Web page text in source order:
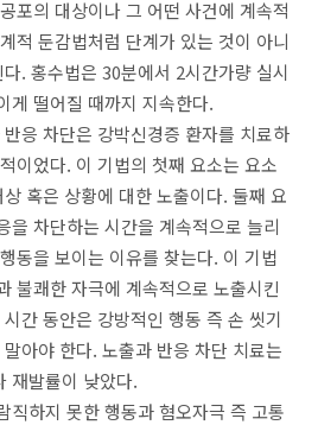
포의 대상이나 그 어떤 사건에 계속적
적 둔감법처럼 단계가 있는 것이 아니
. 홍수법은 30분에서 2시간가량 실시
게 떨어질 때까지 지속한다.
응 차단은 강박신경증 환자를 치료하
이었다. 이 기법의 첫째 요소는 요소
혹은 상황에 대한 노출이다. 둘째 요
을 차단하는 시간을 계속적으로 늘리
동을 보이는 이유를 찾는다. 이 기법
불쾌한 자극에 계속적으로 노출시킨
간 동안은 강방적인 행동 즉 손 씻기
아야 한다. 노출과 반응 차단 치료는
재발률이 낮았다.
직하지 못한 행동과 혐오자극 즉 고통